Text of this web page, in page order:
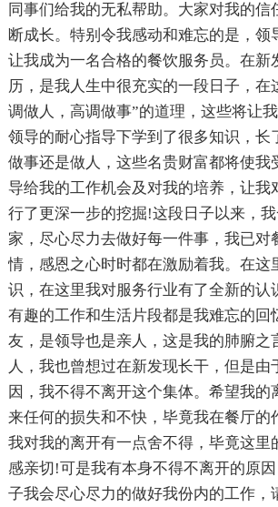
同事们给我的无私帮助。大家对我的信
断成长。特别令我感动和难忘的是，领
让我成为一名合格的餐饮服务员。在新
历，是我人生中很充实的一段日子，在
调做人，高调做事”的道理，这些将让
领导的耐心指导下学到了很多知识，长
做事还是做人，这些名贵财富都将使我
导给我的工作机会及对我的培养，让我
行了更深一步的挖掘!这段日子以来，
家，尽心尽力去做好每一件事，我已对
情，感恩之心时时都在激励着我。在这
识，在这里我对服务行业有了全新的认
有趣的工作和生活片段都是我难忘的回
友，是领导也是亲人，这是我的肺腑之
人，我也曾想过在新发现长干，但是由
因，我不得不离开这个集体。希望我的
来任何的损失和不快，毕竟我在餐厅的
我对我的离开有一点舍不得，毕竟这里
感亲切!可是我有本身不得不离开的原
子我会尽心尽力的做好我份内的工作，